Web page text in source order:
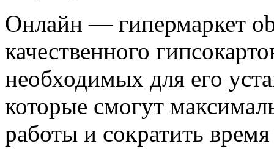
Онлайн — гипермаркет
качественного
необходимых для его
которые смогут
работы и сократить